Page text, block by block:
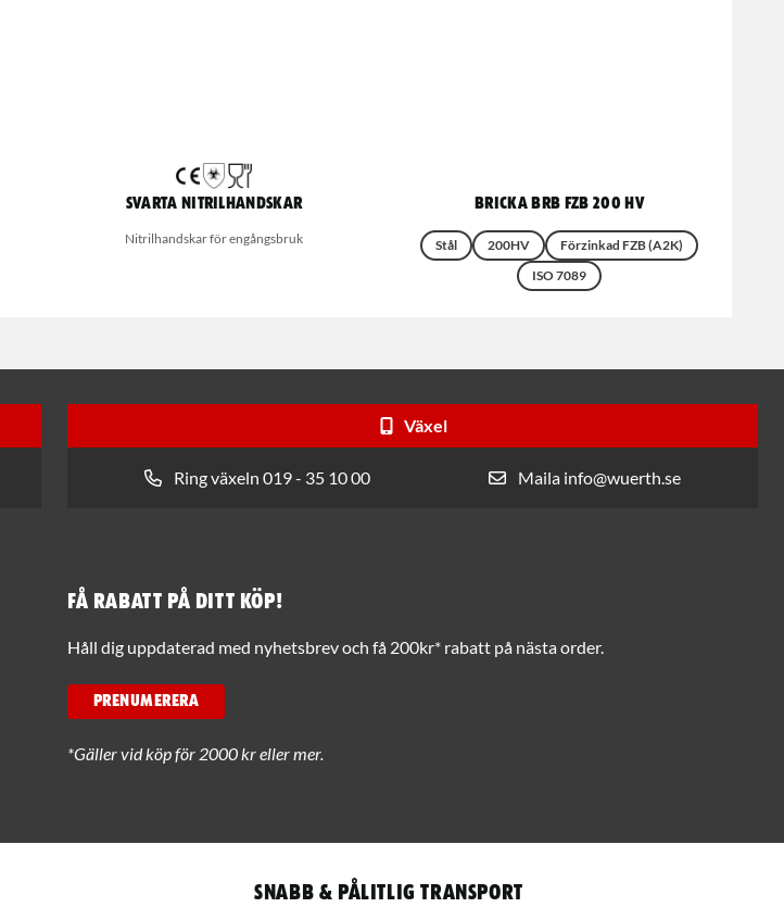
Svarta nitrilhandskar
Nitrilhandskar för engångsbruk
Bricka BRB FZB 200 HV
Stål 200HV
Förzinkad FZB (A2K)
ISO 7089
Växel
Ring växeln 019 - 35 10 00 Maila info@wuerth.se
Få rabatt på ditt köp!
Håll dig uppdaterad med nyhetsbrev och få 200kr* rabatt på nästa order.
PRENUMERERA
*Gäller vid köp för 2000 kr eller mer.
Snabb & pålitlig transport